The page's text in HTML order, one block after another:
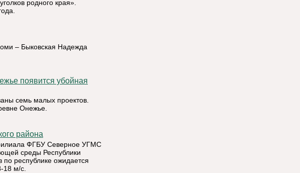
родного края».
– Быковская Надежда
семь малых проектов.
Онежье.
района
ФГБУ Северное УГМС
среды Республики
республике ожидается
18 м/с.